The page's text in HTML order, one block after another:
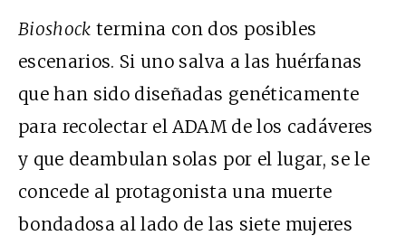
Bioshock termina con dos posibles
escenarios. Si uno salva a las huérfanas
que han sido diseñadas genéticamente
para recolectar el ADAM de los cadáveres
y que deambulan solas por el lugar, se le
concede al protagonista una muerte
bondadosa al lado de las siete mujeres